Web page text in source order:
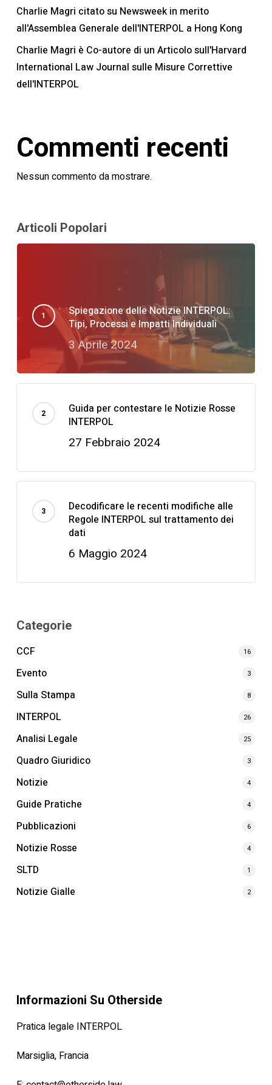
Charlie Magri citato su Newsweek in merito
all'Assemblea Generale dell'INTERPOL a Hong Kong
Charlie Magri è Co-autore di un Articolo sull'Harvard
International Law Journal sulle Misure Correttive
dell'INTERPOL
Commenti recenti
Nessun commento da mostrare.
Articoli Popolari
Spiegazione delle Notizie INTERPOL:
Tipi, Processi e Impatti Individuali
3 Aprile 2024
Guida per contestare le Notizie Rosse
INTERPOL
27 Febbraio 2024
Decodificare le recenti modifiche alle
Regole INTERPOL sul trattamento dei
dati
6 Maggio 2024
Categorie
CCF
16
Evento 3
Sulla Stampa 8
INTERPOL 26
Analisi Legale 25
Quadro Giuridico 3
Notizie 4
Guide Pratiche 4
Pubblicazioni 6
Notizie Rosse 4
SLTD 1
Notizie Gialle 2
Informazioni Su Otherside
Pratica legale INTERPOL
Marsiglia, Francia